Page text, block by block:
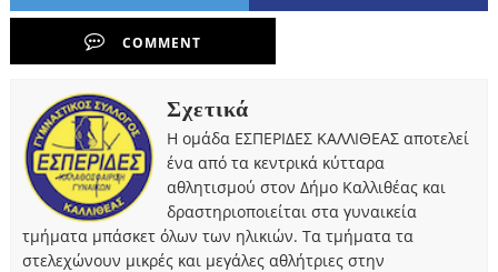
COMMENT
Σχετικά
Η ομάδα ΕΣΠΕΡΙΔΕΣ ΚΑΛΛΙΘΕΑΣ αποτελεί
ένα από τα κεντρικά κύτταρα
αθλητισμού στον Δήμο Καλλιθέας και
δραστηριοποιείται στα γυναικεία
τμήματα μπάσκετ όλων των ηλικιών. Τα τμήματα τα
στελεχώνουν μικρές και μεγάλες αθλήτριες στην